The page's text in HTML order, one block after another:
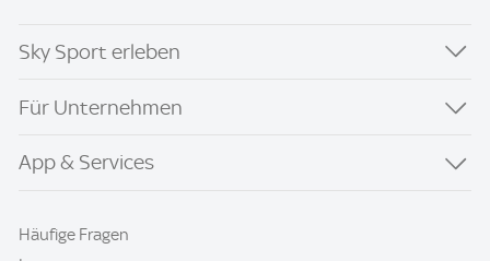
Sky Sport erleben
Für Unternehmen
App & Services
Häufige Fragen